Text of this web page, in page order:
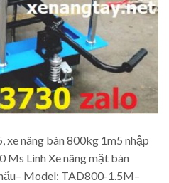
xe nâng bàn 800kg 1m5 nhập
Ms Linh Xe nâng mặt bàn
Model: TAD800-1.5M–